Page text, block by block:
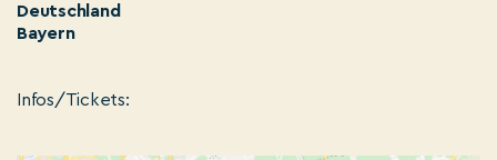
Deutschland
Bayern
Infos/Tickets: